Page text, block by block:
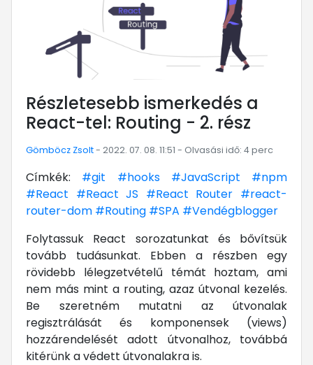
Részletesebb ismerkedés a
React-tel: Routing - 2. rész
Gömböcz Zsolt- 2022. 07. 08. 11:51 - Olvasási idő: 4 perc
Címkék: #git #hooks #JavaScript
#npm
#React #React JS #React Router #react-
router-dom #Routing #SPA #Vendégblogger
Folytassuk React sorozatunkat és bővítsük
tovább tudásunkat. Ebben a részben egy
rövidebb lélegzetvételű témát hoztam, ami
nem más mint a routing, azaz útvonal kezelés.
Be szeretném mutatni az útvonalak
regisztrálását és komponensek (views)
hozzárendelését adott útvonalhoz, továbbá
kitérünk a védett útvonalakra is.